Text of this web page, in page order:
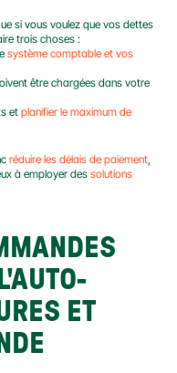
si vous voulez que vos dettes
trois choses :
système comptable et vos
être chargées dans votre
et planifier le maximum de
réduire les délais de paiement,
à employer des solutions
ET